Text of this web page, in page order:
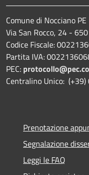
Comune di Nocciano PE
Via San Rocco, 24 -
Codice Fiscale:
Partita IVA:
PEC:
Centralino Unico:
Prenotazione
Segnalazione
Leggi le FAQ